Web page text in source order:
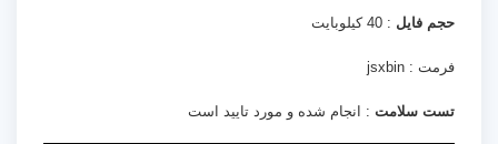
حجم فایل : 40 کیلوبایت
فرمت : jsxbin
تست سلامت : انجام شده و مورد تایید است